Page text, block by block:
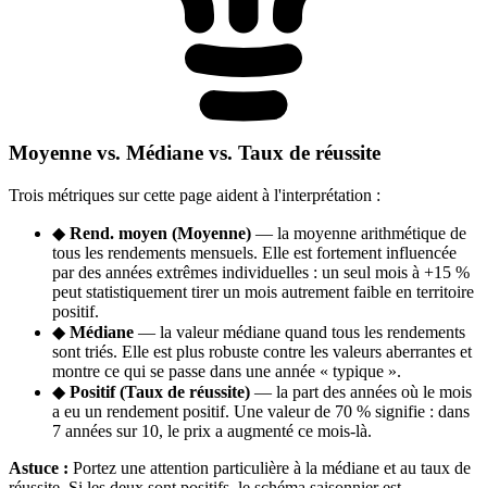
Moyenne vs. Médiane vs. Taux de réussite
Trois métriques sur cette page aident à l'interprétation :
◆ Rend. moyen (Moyenne) — la moyenne arithmétique de
tous les rendements mensuels. Elle est fortement influencée
par des années extrêmes individuelles : un seul mois à +15 %
peut statistiquement tirer un mois autrement faible en territoire
positif.
◆ Médiane — la valeur médiane quand tous les rendements
sont triés. Elle est plus robuste contre les valeurs aberrantes et
montre ce qui se passe dans une année « typique ».
◆ Positif (Taux de réussite) — la part des années où le mois
a eu un rendement positif. Une valeur de 70 % signifie : dans
7 années sur 10, le prix a augmenté ce mois-là.
Astuce : Portez une attention particulière à la médiane et au taux de